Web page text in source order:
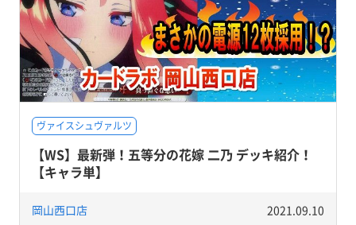
ヴァイスシュヴァルツ
【WS】最新弾！五等分の花嫁 二乃 デッキ紹介！
【キャラ単】
岡山西口店 2021.09.10